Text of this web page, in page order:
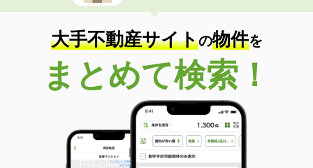
大手不動産サイトの物件を
まとめて検索！